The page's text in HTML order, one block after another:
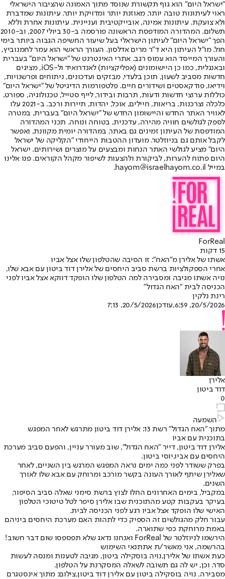
"ישראל היום" הוא גוף תקשורת שנוסד מתוך האמונה שהציבור הישראלי
ראוי לעיתונות טובה יותר, מאוזנת יותר ומדויקת יותר. עיתונות שמדברת
ולא צועקת. עיתונות אמינה, אובייקטיבית ועניינית. עיתונות אחרת וללא
תשלום. המהדורה המודפסת הראשונה פורסמה ב-30 ביולי 2007, וב-2010
הפך "ישראל היום" לעיתון הישראלי בעל שיעור החשיפה הגבוה ביותר בימי
חול. מו"ל העיתון היא ד"ר מרים אדלסון. העורך הראשי הוא עמר לחמנוביץ,
והעורך המייסד הוא עמוס רגב. אתרי האינטרנט של "ישראל היום" בעברית
ובאנגלית, כמו כן היישומונים (אפליקציות) לאנדרואיד ול-iOS, מציגים
חדשות מסביב לשעון, תוכן בלעדי, מבזקים ועדכונים, ניתוחים ופרשנויות,
וידיאו, פודקאסטים ושידורים חיים. פלטפורמות הדיגיטל של "ישראל היום"
כוללות ערוצי חדשות ודעות, תרבות ובידור, לייף סטייל, טכנולוגיה, ספורט,
כלכלה וצרכנות, בריאות, חיילים, אוכל, יהדות, תיירות ורכב. ב-2021 עלו
לאוויר האתר החדש והיישומון החדש של "ישראל היום" בעברית, במטרה
לספק לגולשים חוויה מהירה, עדכנית, בטוחה ונוחה. תכני המהדורה
המודפסת של העיתון זמינים גם באתר, במהדורה יומית מקוונת, ואפשר
לקבל אותם גם בניוזלטר. מועדון ההטבות הייחודי "הקליקה של ישראל
היום" מציע לגולשי האתר הנחות ומבצעים על מוצרים ושירותים. ישראל
היום פתוח להערות, לביקורת ולהצעות לשיפור מקהל הקוראים. פנו אלינו
במייל hayom@israelhayom.co.il.
ForReal
15 דקות
אשתו של אלירן מ"האח": זו הסיבה שהטלפון שלו אצל אביו
אחרי הספקולציות ברשת סביב היחסים של אלירן דוד ביטון עם אבא שלו,
נויה אשתו מגיבה ומסבירה למה הטלפון שלו הופקד דווקא אצל אביו לפני
הכניסה לבית "האח הגדול"
רינת נלקין
20/5/2026, 6:59
,עודכן20/5/2026, 7:13
אלירן
דוד ביטון
0
השמעה
מתוך "האח הגדול" רשת 13: אלירן דוד ביטון מתרגש לאחר המפגש
בתוכנית עם אביו
אלירן דוד ביטון, דייר "האח הגדול", שוב מעורר עניין, והפעם סביב מערכת
היחסים עם אביו,יוסי ביטון.
בפרק ששודר לפני כמה ימים נראה המפגש המרגש בין השניים, לאחר
שאלירן שיתף לאורך העונה בקשר מורכב ומרוחק עם אבא שלו לאורך
השנים.
במקביל, בימים האחרונים החלו לצוץ ברשת סימני שאלה סביב הסיפור,
בעיקר בעקבות קטע מהתוכנית שבו אלירן סיפר לטל טיטוכי הטלפון
האישי שלו הופקד אצל אביו רגע לפני הכניסה לבית.
עבור חלק מהגולשים זה הספיק כדי לתהות האם מערכת היחסים ביניהם
באמת מרוחקת כפי שתוארה.
הירשמו לניוזלטר של ForReal ואנחנו נדאג שלא תפספסו שום דבר חשוב!
בהרשמה, אני מאשר/ת אתתנאי השימוש
כעת אשתו של אלירן,נויה בוסקילה ביטון, מגיבה לטענות ומנסה לעשות
סדר. וכן, יש לה גם תשובה לשאלה המסקרנת על הטלפון.
מסבירה. נויה בוסקילה ביטון עם אלירן דוד ביטון,צילום: מתוך אינסטגרם